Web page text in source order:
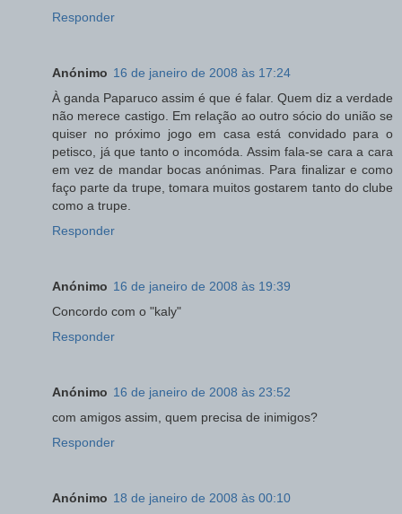
Responder
Anónimo 16 de janeiro de 2008 às 17:24
À ganda Paparuco assim é que é falar. Quem diz a verdade
não merece castigo. Em relação ao outro sócio do união se
quiser no próximo jogo em casa está convidado para o
petisco, já que tanto o incomóda. Assim fala-se cara a cara
em vez de mandar bocas anónimas. Para finalizar e como
faço parte da trupe, tomara muitos gostarem tanto do clube
como a trupe.
Responder
Anónimo 16 de janeiro de 2008 às 19:39
Concordo com o "kaly"
Responder
Anónimo 16 de janeiro de 2008 às 23:52
com amigos assim, quem precisa de inimigos?
Responder
Anónimo 18 de janeiro de 2008 às 00:10